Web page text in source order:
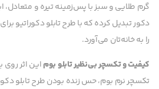
گرم طلایی و سبز با پس‌زمینه تیره و متعادل،
دکور تبدیل کرده که با طرح تابلو دکوراتیو
را به خانه‌تان می‌آورد.
کیفیت و تکسچر بی‌نظیر تابلو بوماین اثر
تکسچر نرم بوم، حس زنده بودن طرح تابلو